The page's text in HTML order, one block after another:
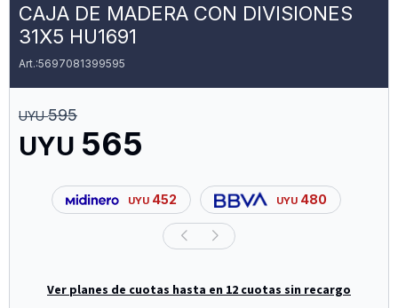
CAJA DE MADERA CON DIVISIONES
31X5 HU1691
5697081399595
UYU 565
UYU 595
UYU 452 UYU 480
Ver planes de cuotas hasta en 12 cuotas sin recargo